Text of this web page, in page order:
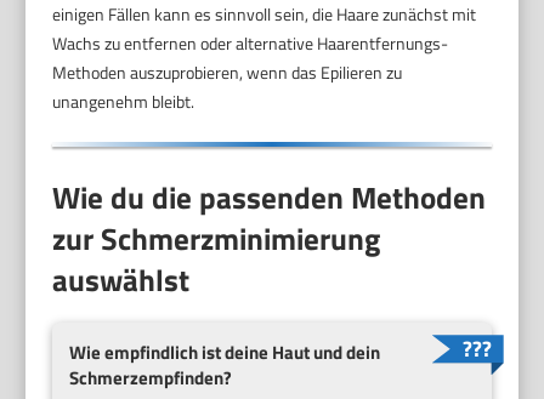
einigen Fällen kann es sinnvoll sein, die Haare zunächst mit
Wachs zu entfernen oder alternative Haarentfernungs-
Methoden auszuprobieren, wenn das Epilieren zu
unangenehm bleibt.
Wie du die passenden Methoden
zur Schmerzminimierung
auswählst
Wie empfindlich ist deine Haut und dein
Schmerzempfinden?